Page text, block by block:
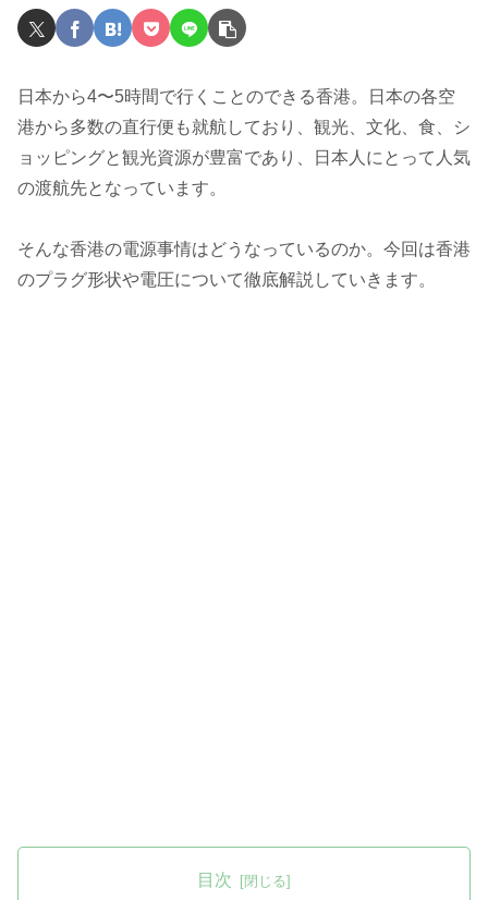
日本から4〜5時間で行くことのできる香港。日本の各空
港から多数の直行便も就航しており、観光、文化、食、シ
ョッピングと観光資源が豊富であり、日本人にとって人気
の渡航先となっています。
そんな香港の電源事情はどうなっているのか。今回は香港
のプラグ形状や電圧について徹底解説していきます。
目次